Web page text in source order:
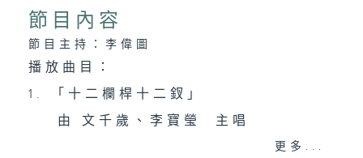
節目內容
節目主持：李偉圖
播放曲目：
1. 「十二欄桿十二釵」
由 文千歲、李寶瑩 主唱
更多...